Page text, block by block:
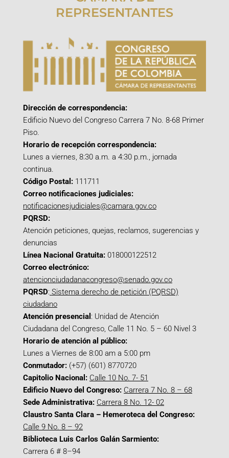
REPRESENTANTES
Dirección de correspondencia:
Edificio Nuevo del Congreso Carrera 7 No. 8-68 Primer
Piso.
Horario de recepción correspondencia:
Lunes a viernes, 8:30 a.m. a 4:30 p.m., jornada
continua.
Código Postal: 111711
Correo notificaciones judiciales:
notificacionesjudiciales@camara.gov.co
PQRSD:
Atención peticiones, quejas, reclamos, sugerencias y
denuncias
Línea Nacional Gratuita: 018000122512
Correo electrónico:
atencionciudadanacongreso@senado.gov.co
PQRSD: Sistema derecho de petición (PQRSD)
ciudadano
Atención presencial : Unidad de Atención
Ciudadana del Congreso, Calle 11 No. 5 – 60 Nivel 3
Horario de atención al público:
Lunes a Viernes de 8:00 am a 5:00 pm
Conmutador: (+57) (601) 8770720
Capitolio Nacional: Calle 10 No. 7- 51
Edificio Nuevo del Congreso: Carrera 7 No. 8 – 68
Sede Administrativa: Carrera 8 No. 12- 02
Claustro Santa Clara – Hemeroteca del Congreso:
Calle 9 No. 8 – 92
Biblioteca Luis Carlos Galán Sarmiento:
Carrera 6 # 8–94